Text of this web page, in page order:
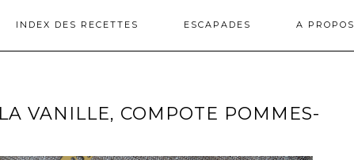
INDEX DES RECETTES ESCAPADES A PROPOS
VANILLE, COMPOTE POMMES-